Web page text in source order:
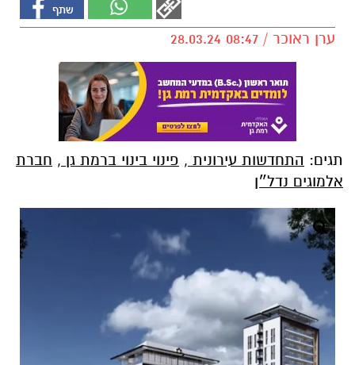
ערן ראוכר / 08:47 28.03.24
תגים: התחדשות עירונית , פינוי בינוי ברמת גן , חברת
אלמוגים נדל״ן